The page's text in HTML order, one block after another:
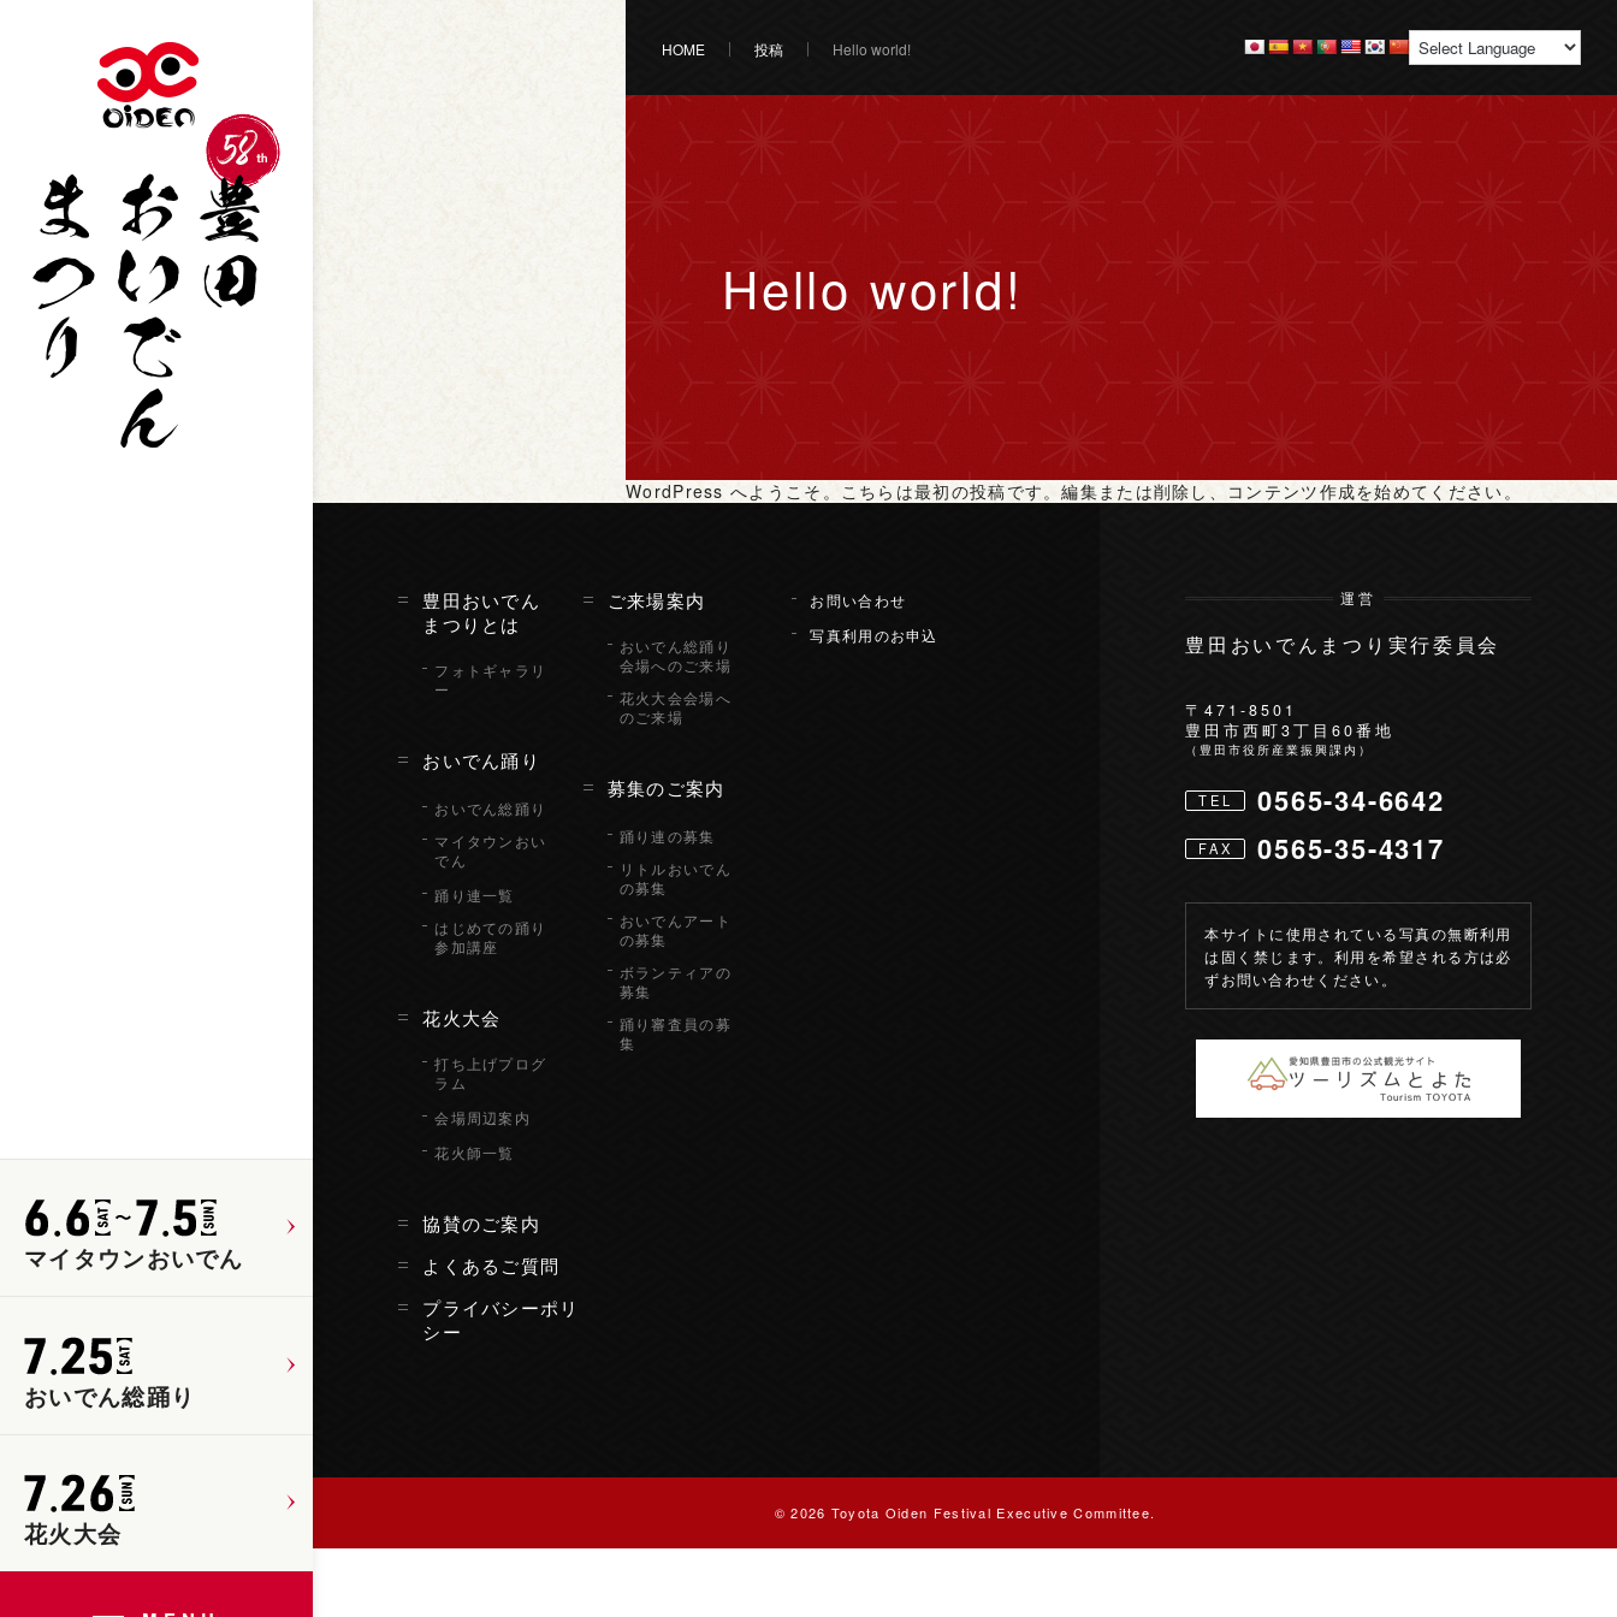
マイタウンおいでん
おいでん総踊り
花火大会
HOME 投稿 Hello world!
Hello world!
WordPress へようこそ。こちらは最初の投稿です。編集または削除し、コンテンツ作成を始めてください。
豊田おいでん
まつりとは
フォトギャラリ
ー
おいでん踊り
おいでん総踊り
マイタウンおい
でん
踊り連一覧
はじめての踊り
参加講座
花火大会
打ち上げプログ
ラム
会場周辺案内
花火師一覧
ご来場案内
おいでん総踊り
会場へのご来場
花火大会会場へ
のご来場
募集のご案内
踊り連の募集
リトルおいでん
の募集
おいでんアート
の募集
ボランティアの
募集
踊り審査員の募
集
協賛のご案内
よくあるご質問
プライバシーポリ
シー
お問い合わせ
写真利用のお申込
運営
豊田おいでんまつり実行委員会
〒471-8501
豊田市西町3丁目60番地
（豊田市役所産業振興課内）
TEL 0565-34-6642
FAX 0565-35-4317
本サイトに使用されている写真の無断利用
は固く禁じます。利用を希望される方は必
ずお問い合わせください。
© 2026 Toyota Oiden Festival Executive Committee.